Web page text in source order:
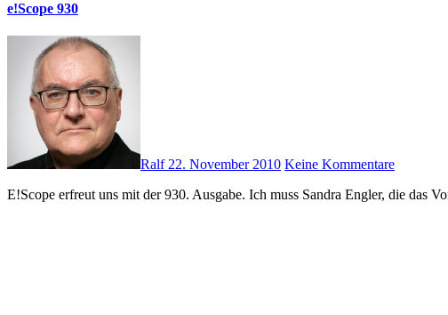
e!Scope 930
Ralf22. November 2010 Keine Kommentare
E!Scope erfreut uns mit der 930. Ausgabe. Ich muss Sandra Engler, die